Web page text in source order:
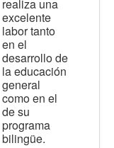
realiza una
excelente
labor tanto
en el
desarrollo de
la educación
general
como en el
de su
programa
bilingüe.